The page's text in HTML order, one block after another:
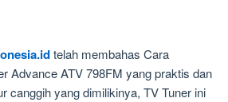
telah membahas Cara
Advance ATV 798FM yang praktis dan
canggih yang dimilikinya, TV Tuner ini